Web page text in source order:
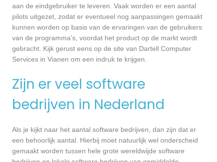
aan de eindgebruiker te leveren. Vaak worden er een aantal
pilots uitgezet, zodat er eventueel nog aanpassingen gemaakt
kunnen worden op basis van de ervaringen van de gebruikers
van de programma’s, voordat het product op de markt wordt
gebracht. Kijk gerust eens op de site van Dartell Computer
Services in Vianen om een indruk te krijgen.
Zijn er veel software
bedrijven in Nederland
Als je kijkt naar het aantal software bedrijven, dan zijn dat er
een behoorlijk aantal. Hierbij moet natuurlijk wel onderscheid
gemaakt worden tussen hele grote wereldwijde software